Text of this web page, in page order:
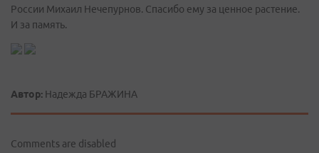
России Михаил Нечепурнов. Спасибо ему за ценное растение.
И за память.
Автор: Надежда БРАЖИНА
Comments are disabled